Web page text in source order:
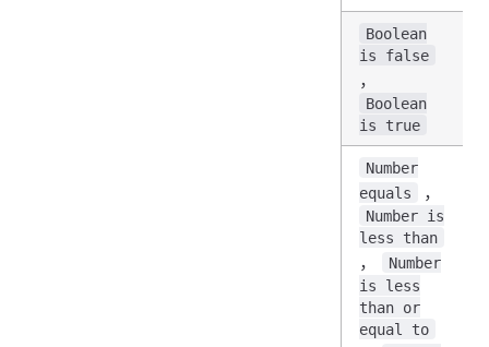
Boolean
is false
，
Boolean
is true
Number
equals
，
Number is
less than
，
Number
is less
than or
equal to